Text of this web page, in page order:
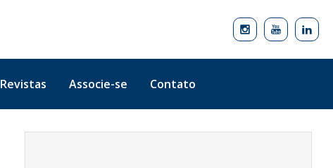
Revistas Associe-se Contato